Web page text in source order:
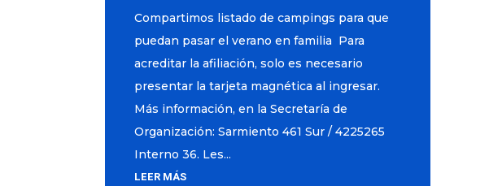
Compartimos listado de campings para que
puedan pasar el verano en familia Para
acreditar la afiliación, solo es necesario
presentar la tarjeta magnética al ingresar.
Más información, en la Secretaría de
Organización: Sarmiento 461 Sur / 4225265
Interno 36. Les...
LEER MÁS